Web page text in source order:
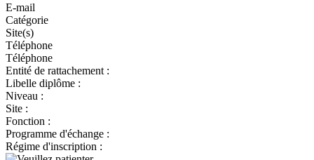
E-mail
Catégorie
Site(s)
Téléphone
Téléphone
Entité de rattachement :
Libelle diplôme :
Niveau :
Site :
Fonction :
Programme d'échange :
Régime d'inscription :